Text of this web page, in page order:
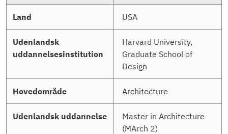
USA
Harvard University,
Graduate School of
Design
Architecture
Master in Architecture
(MArch 2)